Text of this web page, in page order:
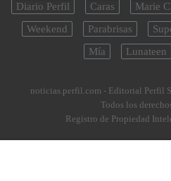
Diario Perfil Caras Marie
Weekend
Parabrisas
Mía
Lunateen
noticias.perfil.com - Editorial Perfil
Todos los
Registro de Propiedad